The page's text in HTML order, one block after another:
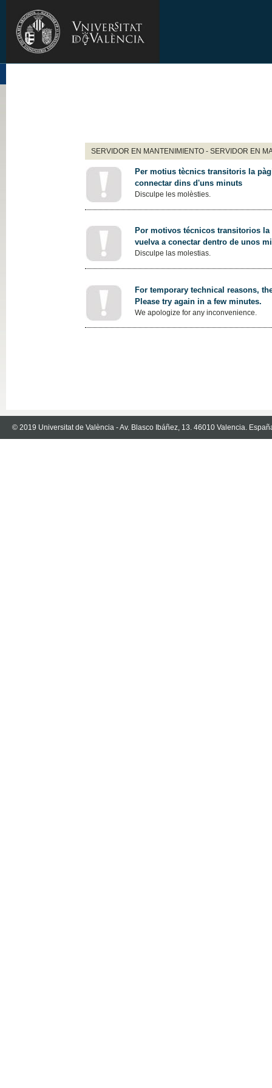
SERVIDOR EN MANTENIMIENTO - SERVIDOR EN
Per motius tècnics transitoris la
connectar dins d'uns minuts
Disculpe les molèsties.
Por motivos técnicos transitorios
vuelva a conectar dentro de unos
Disculpe las molestias.
For temporary technical reasons,
Please try again in a few minutes.
We apologize for any inconvenience.
© 2019 Universitat de València - Av. Blasco Ibáñez, 13. 46010 Valencia.